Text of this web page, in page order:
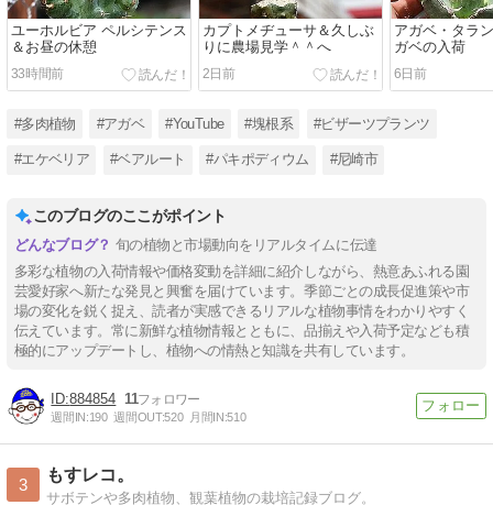
ユーホルビア ペルシテンス
＆お昼の休憩
33時間前
カプトメヂューサ＆久しぶ
りに農場見学＾＾へ
2日前
アガベ・タラ
ガベの入荷
6日前
#多肉植物 #アガベ #YouTube #塊根系 #ビザーツプランツ
#エケベリア #ベアルート #パキポディウム #尼崎市
このブログのここがポイント
旬の植物と市場動向をリアルタイムに伝達
多彩な植物の入荷情報や価格変動を詳細に紹介しながら、熱意あふれる園
芸愛好家へ新たな発見と興奮を届けています。季節ごとの成長促進策や市
場の変化を鋭く捉え、読者が実感できるリアルな植物事情をわかりやすく
伝えています。常に新鮮な植物情報とともに、品揃えや入荷予定なども積
極的にアップデートし、植物への情熱と知識を共有しています。
884854 11
週間IN:190 週間OUT:520 月間IN:510
3
もすレコ。
サボテンや多肉植物、観葉植物の栽培記録ブログ。